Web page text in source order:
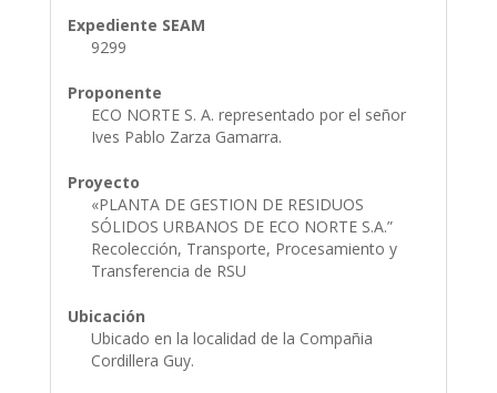
Expediente SEAM
9299
Proponente
ECO NORTE S. A. representado por el señor
Ives Pablo Zarza Gamarra.
Proyecto
«PLANTA DE GESTION DE RESIDUOS
SÓLIDOS URBANOS DE ECO NORTE S.A.”
Recolección, Transporte, Procesamiento y
Transferencia de RSU
Ubicación
Ubicado en la localidad de la Compañia
Cordillera Guy.